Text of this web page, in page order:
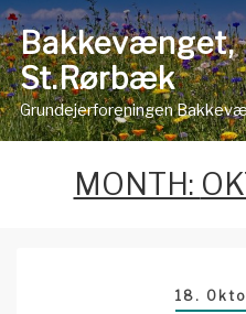
Skip
to
content
Bakkevænget,
St.Rørbæk
Grundejerforeningen
MONTH:
18.